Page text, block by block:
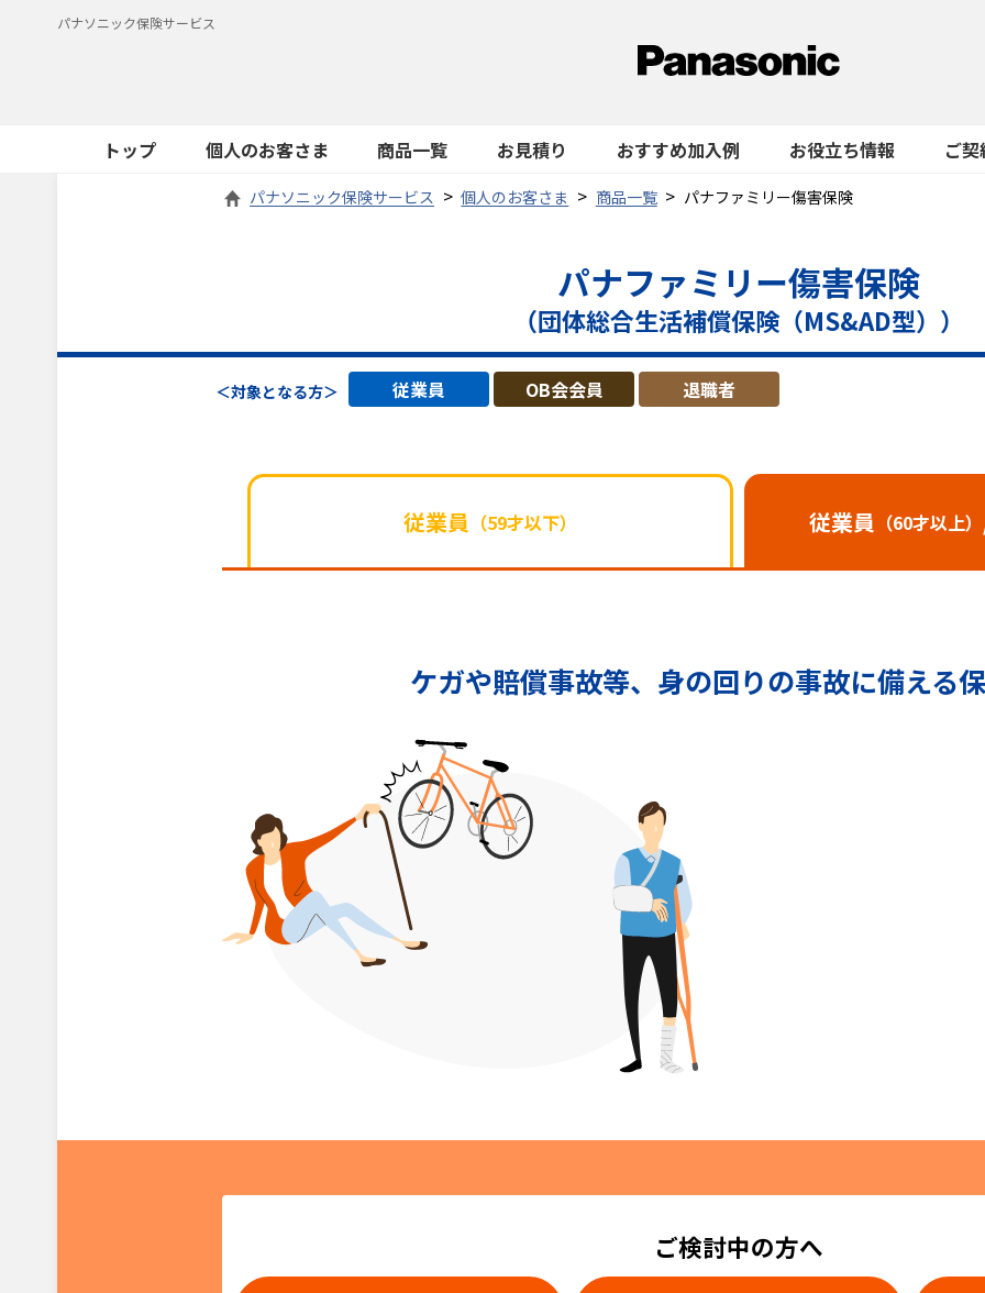
パナソニック保険サービス
トップ 個人のお客さま 商品一覧 お見積り おすすめ加入例 お役立ち情報 ご
パナソニック保険サービス 個人のお客さま 商品一覧 パナファミリー傷害保険
パナファミリー傷害保険
（団体総合生活補償保険（MS&AD型））
＜対象となる方＞ 従業員 OB会会員 退職者
従業員 （59才以下） 従業員 （60才以上）
ケガや賠償事故等、 身の回りの事故に備える
ご検討中の方へ